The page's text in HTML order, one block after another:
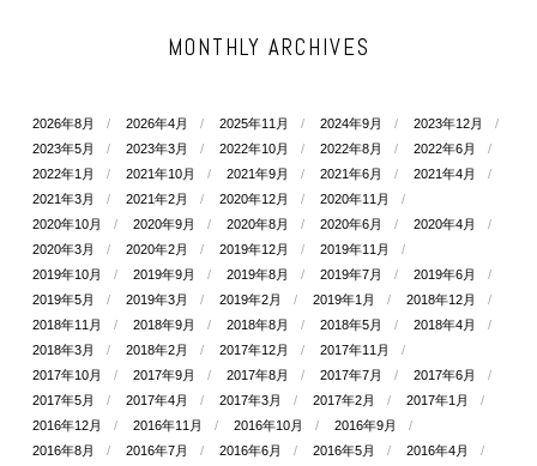
MONTHLY ARCHIVES
2026年8月 2026年4月 2025年11月 2024年9月
2023年12月
2023年5月
2023年3月 2022年10月 2022年8月
2022年6月
2022年1月
2021年10月 2021年9月 2021年6月
2021年4月
2021年3月
2021年2月 2020年12月
2020年11月
2020年10月
2020年9月 2020年8月 2020年6月
2020年4月
2020年3月
2020年2月 2019年12月
2019年11月
2019年10月
2019年9月 2019年8月 2019年7月
2019年6月
2019年5月
2019年3月 2019年2月 2019年1月
2018年12月
2018年11月
2018年9月 2018年8月 2018年5月
2018年4月
2018年3月
2018年2月 2017年12月
2017年11月
2017年10月
2017年9月 2017年8月 2017年7月
2017年6月
2017年5月
2017年4月 2017年3月 2017年2月
2017年1月
2016年12月
2016年11月 2016年10月
2016年9月
2016年8月
2016年7月 2016年6月 2016年5月
2016年4月